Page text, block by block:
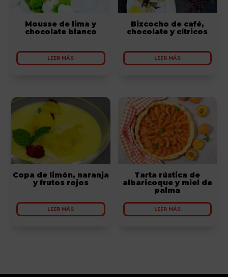
Mousse de lima y
chocolate blanco
LEER MÁS
Copa de limón, naranja
y frutos rojos
LEER MÁS
Bizcocho de café,
chocolate y cítricos
LEER MÁS
Tarta rústica de
albaricoque y miel de
palma
LEER MÁS